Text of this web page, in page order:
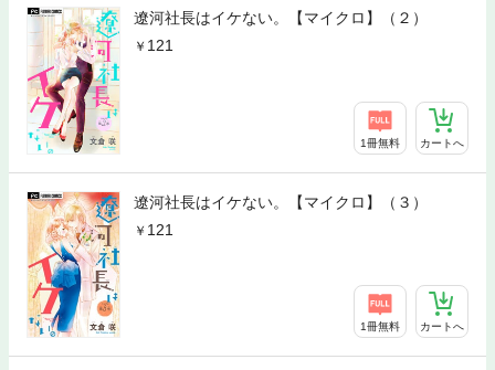
遼河社長はイケない。【マイクロ】（２）
121
1冊無料 カートへ
遼河社長はイケない。【マイクロ】（３）
121
1冊無料 カートへ